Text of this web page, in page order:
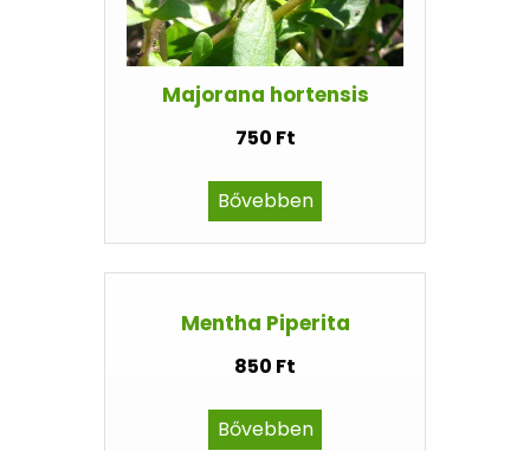
Majorana hortensis
750 Ft
Bővebben
Mentha Piperita
850 Ft
Bővebben